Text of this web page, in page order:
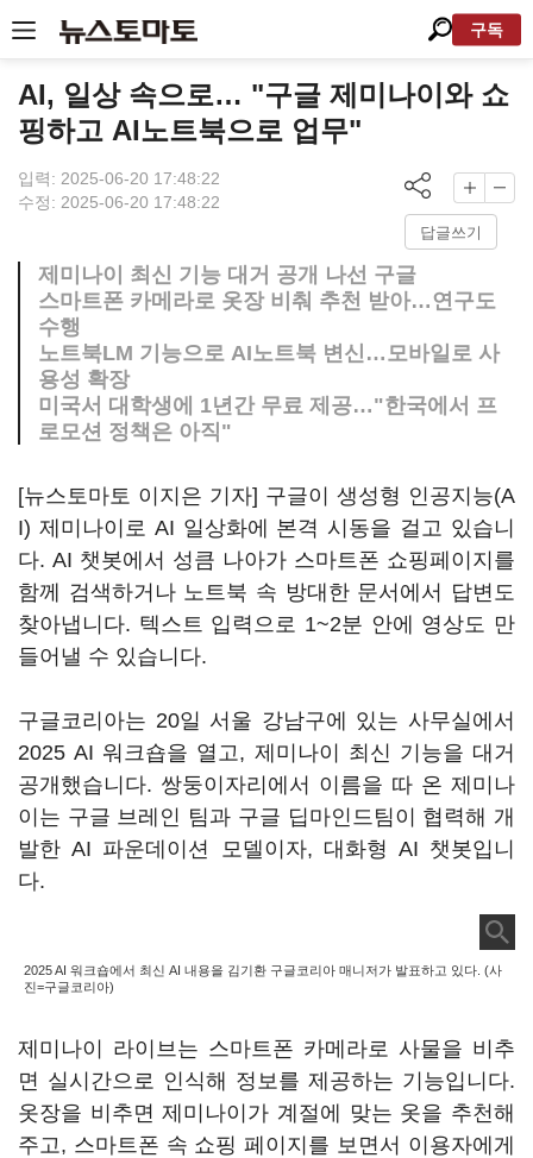
구독
AI, 일상 속으로… "구글 제미나이와 쇼
핑하고 AI노트북으로 업무"
입력: 2025-06-20 17:48:22
수정: 2025-06-20 17:48:22
답글쓰기
제미나이 최신 기능 대거 공개 나선 구글
스마트폰 카메라로 옷장 비춰 추천 받아…연구도
수행
노트북LM 기능으로 AI노트북 변신…모바일로 사
용성 확장
미국서 대학생에 1년간 무료 제공…"한국에서 프
로모션 정책은 아직"
[뉴스토마토 이지은 기자] 구글이 생성형 인공지능(A
I) 제미나이로 AI 일상화에 본격 시동을 걸고 있습니
다. AI 챗봇에서 성큼 나아가 스마트폰 쇼핑페이지를
함께 검색하거나 노트북 속 방대한 문서에서 답변도
찾아냅니다. 텍스트 입력으로 1~2분 안에 영상도 만
들어낼 수 있습니다.
구글코리아는 20일 서울 강남구에 있는 사무실에서
2025 AI 워크숍을 열고, 제미나이 최신 기능을 대거
공개했습니다. 쌍둥이자리에서 이름을 따 온 제미나
이는 구글 브레인 팀과 구글 딥마인드팀이 협력해 개
발한 AI 파운데이션 모델이자, 대화형 AI 챗봇입니
다.
2025 AI 워크숍에서 최신 AI 내용을 김기환 구글코리아 매니저가 발표하고 있다. (사
진=구글코리아)
제미나이 라이브는 스마트폰 카메라로 사물을 비추
면 실시간으로 인식해 정보를 제공하는 기능입니다.
옷장을 비추면 제미나이가 계절에 맞는 옷을 추천해
주고, 스마트폰 속 쇼핑 페이지를 보면서 이용자에게